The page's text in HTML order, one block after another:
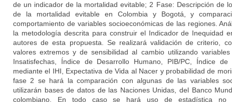
de un indicador de la mortalidad evitable; 2 Fase: Descripción de
de la mortalidad evitable en Colombia y Bogotá, y
comportamiento de variables socioeconómicas de las regiones.
la metodología descrita para construir el Indicador de Inequidad
autores de esta propuesta. Se realizará validación de criterio,
valores extremos y de sensibilidad al cambio utilizando
Insatisfechas, Índice de Desarrollo Humano, PIB/PC, Índice
mediante el IHI, Expectativa de Vida al Nacer y probabilidad de
fase 2 se hará la comparación con algunas de las variables
utilizarán bases de datos de las Naciones Unidas, del Banco
colombiano. En todo caso se hará uso de estadística no